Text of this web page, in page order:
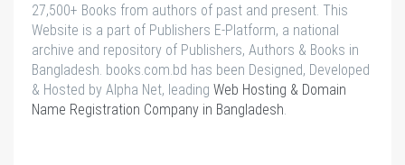
27,500+ Books from authors of past and present. This
Website is a part of Publishers E-Platform, a national
archive and repository of Publishers, Authors & Books in
Bangladesh. books.com.bd has been Designed, Developed
& Hosted by Alpha Net, leading Web Hosting & Domain
Name Registration Company in Bangladesh.